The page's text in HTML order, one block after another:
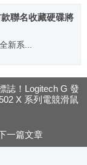
聯名收藏硬碟將
新系...
誌！Logitech G 發
X 系列電競滑鼠
一篇文章